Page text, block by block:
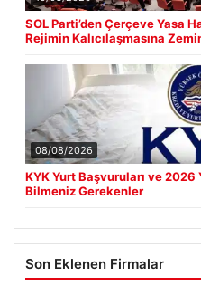
SOL Parti’den Çerçeve Yasa
Rejimin Kalıcılaşmasına
08/08/2026
KYK Yurt Başvuruları ve
Bilmeniz Gerekenler
Son Eklenen Firmalar